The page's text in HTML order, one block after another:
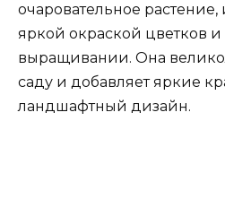
очаровательное растение,
яркой окраской цветков и
выращивании. Она
саду и добавляет яркие
ландшафтный дизайн.